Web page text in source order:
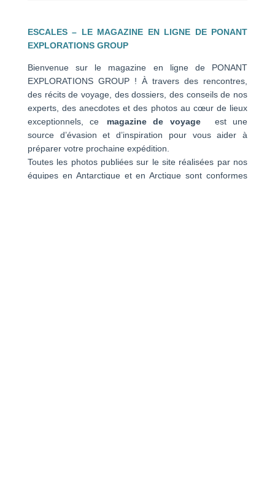
ESCALES – LE MAGAZINE EN LIGNE DE PONANT
EXPLORATIONS GROUP
Bienvenue sur le magazine en ligne de PONANT
EXPLORATIONS GROUP ! À travers des rencontres,
des récits de voyage, des dossiers, des conseils de nos
experts, des anecdotes et des photos au cœur de lieux
exceptionnels, ce magazine de voyage
est une
source d’évasion et d’inspiration pour vous aider à
préparer votre prochaine expédition.
Toutes les photos publiées sur le site réalisées par nos
équipes en Antarctique et en Arctique sont conformes